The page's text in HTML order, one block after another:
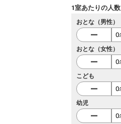
1室あたりの人数
おとな（男性）
おとな（女性）
こども
幼児